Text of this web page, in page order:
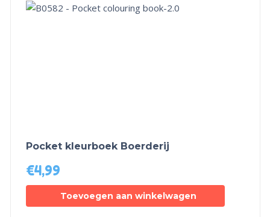
Pocket kleurboek Boerderij
€4,99
Toevoegen aan winkelwagen